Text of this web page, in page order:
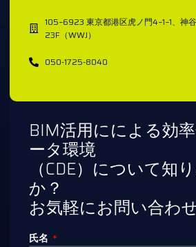
105−6923 東京都港区虎ノ門4−1−1、神
23F（WWJ）
050-1725-8040
BIM活用にによる効
ータ環境
（CDE）について知
か？
お気軽にお問い合わ
氏名